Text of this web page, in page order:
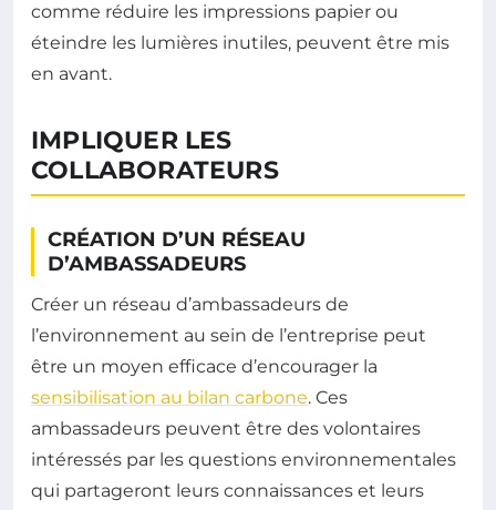
comme réduire les impressions papier ou
éteindre les lumières inutiles, peuvent être mis
en avant.
IMPLIQUER LES
COLLABORATEURS
CRÉATION D’UN RÉSEAU
D’AMBASSADEURS
Créer un réseau d’ambassadeurs de
l’environnement au sein de l’entreprise peut
être un moyen efficace d’encourager la
sensibilisation au bilan carbone. Ces
ambassadeurs peuvent être des volontaires
intéressés par les questions environnementales
qui partageront leurs connaissances et leurs